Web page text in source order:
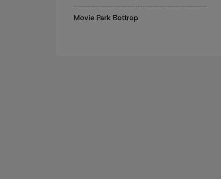
Movie Park Bottrop